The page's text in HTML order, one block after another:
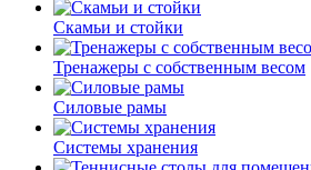
Скамьи и стойки
Тренажеры с собственным весом
Силовые рамы
Системы хранения